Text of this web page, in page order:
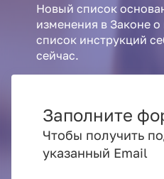
Новый список
изменения в Законе
список инструкций
сейчас.
Заполните
Чтобы получить
указанный Email